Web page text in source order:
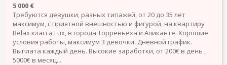
5 000 €
Требуются девушки, разных типажей, от 20 до 35 лет
максимум, с приятной внешностью и фигурой, на квартиру
Relax класса Lux, в города Торревьеха и Аликанте. Хорошие
условия работы, максимум 3 девочки. Дневной график.
Выплата каждый день. Высокие заработки, от 200€ в день ,
5000€ в месяц...